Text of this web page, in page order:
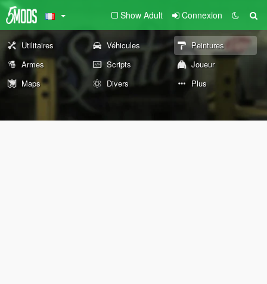
Show Adult Connexion
Utilitaires Véhicules
Peintures
Armes
Scripts
Joueur
Maps
Divers Plus